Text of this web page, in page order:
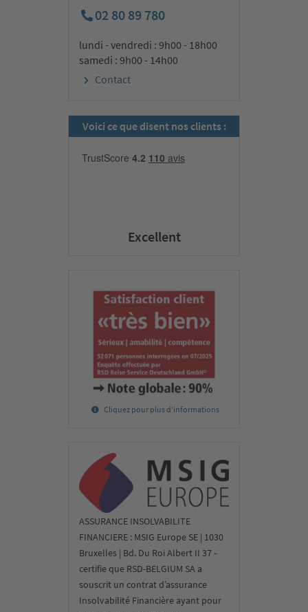
02 80 89 780
lundi - vendredi : 9h00 - 18h00
samedi : 9h00 - 14h00
Contact
Voici ce que disent nos clients :
Excellent
Cliquez pour plus d'informations
ASSURANCE INSOLVABILITE
FINANCIERE : MSIG Europe SE | 1030
Bruxelles | Bd. Du Roi Albert II 37 -
certifie que RSD-BELGIUM SA a
souscrit un contrat d’assurance
Insolvabilité Financière ayant pour